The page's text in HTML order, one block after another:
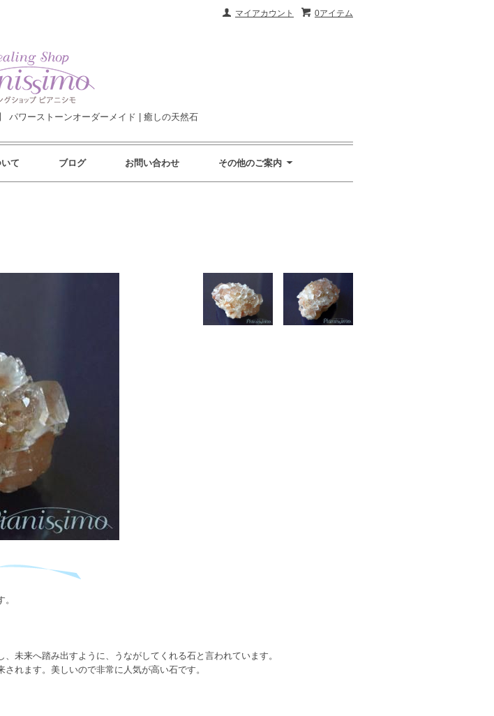
0アイテム
マイアカウント
パワーストーンオーダーメイド | 癒しの天然石
て ブログ お問い合わせ その他のご案内
未来へ踏み出すように、うながしてくれる石と言われています。
れます。美しいので非常に人気が高い石です。